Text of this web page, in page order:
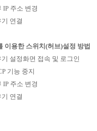
IP 주소 변경
연결
이용한 스위치(허브)설정 방법
기 설정화면 접속 및 로그인
기능 중지
IP 주소 변경
연결